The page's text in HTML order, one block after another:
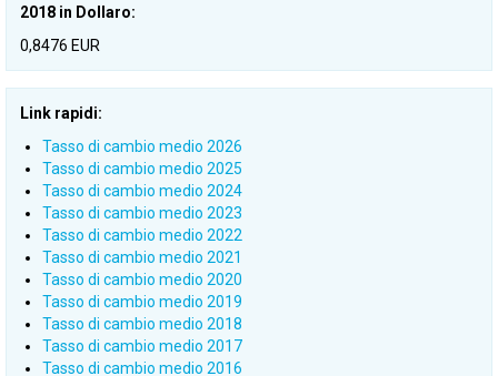
2018 in Dollaro:
0,8476 EUR
Link rapidi:
Tasso di cambio medio 2026
Tasso di cambio medio 2025
Tasso di cambio medio 2024
Tasso di cambio medio 2023
Tasso di cambio medio 2022
Tasso di cambio medio 2021
Tasso di cambio medio 2020
Tasso di cambio medio 2019
Tasso di cambio medio 2018
Tasso di cambio medio 2017
Tasso di cambio medio 2016